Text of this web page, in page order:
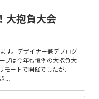
大抱負大会
す。デザイナー兼デブログ
プは今年も恒例の大抱負大
ートで開催でしたが、
…